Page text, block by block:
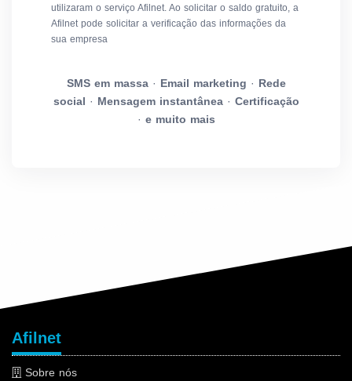
utilizaram o serviço Afilnet. Ao solicitar o saldo gratuito, a
Afilnet pode solicitar a verificação das informações da
sua empresa
SMS em massa· Email marketing · Rede
social · Mensagem instantânea· Certificação
· e muito mais
Afilnet
Sobre nós